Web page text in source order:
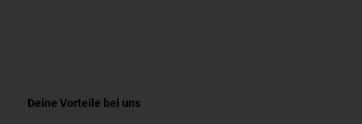
Deine Vorteile bei uns